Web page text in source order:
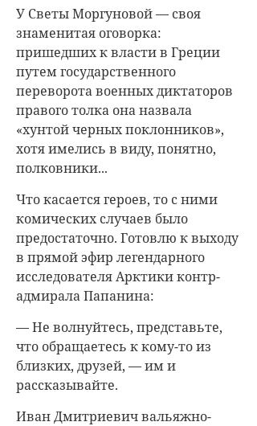
У Светы Моргуновой — своя
знаменитая оговорка:
пришедших к власти в Греции
путем государственного
переворота военных диктаторов
правого толка она назвала
«хунтой черных поклонников»,
хотя имелись в виду, понятно,
полковники...
Что касается героев, то с ними
комических случаев было
предостаточно. Готовлю к выходу
в прямой эфир легендарного
исследователя Арктики контр-
адмирала Папанина:
— Не волнуйтесь, представьте,
что обращаетесь к кому-то из
близких, друзей, — им и
рассказывайте.
Иван Дмитриевич вальяжно-